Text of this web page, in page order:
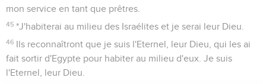
mon service en tant que prêtres.
45 *J'habiterai au milieu des Israélites et je serai leur Dieu.
46 Ils reconnaîtront que je suis l'Eternel, leur Dieu, qui les ai
fait sortir d'Egypte pour habiter au milieu d'eux. Je suis
l'Eternel, leur Dieu.